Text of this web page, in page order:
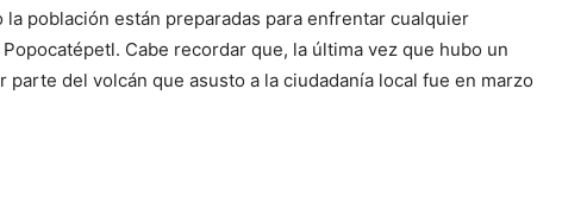
población están preparadas para enfrentar cualquier
Cabe recordar que, la última vez que hubo un
del volcán que asusto a la ciudadanía local fue en marzo